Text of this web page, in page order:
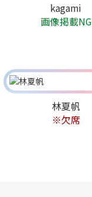
kagami
画像掲載NG
林夏帆
※欠席